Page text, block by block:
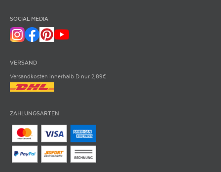
SOCIAL MEDIA
VERSAND
Versandkosten innerhalb D nur 2,89€
ZAHLUNGSARTEN